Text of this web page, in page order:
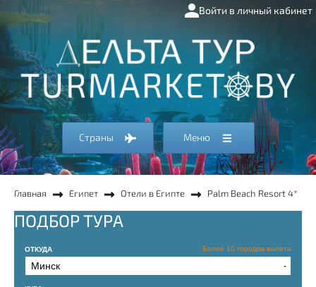
Войти в личный кабинет
Страны Меню
Главная Египет Отели в Египте Palm Beach Resort 4*
ПОДБОР ТУРА